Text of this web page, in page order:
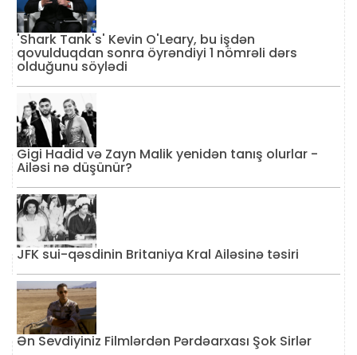
'Shark Tank's' Kevin O'Leary, bu işdən
qovulduqdan sonra öyrəndiyi 1 nömrəli dərs
olduğunu söylədi
Gigi Hadid və Zayn Malik yenidən tanış olurlar -
Ailəsi nə düşünür?
JFK sui-qəsdinin Britaniya Kral Ailəsinə təsiri
Ən Sevdiyiniz Filmlərdən Pərdəarxası Şok Sirlər